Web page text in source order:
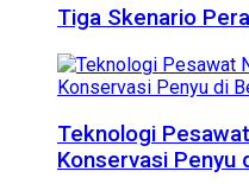
Tiga Skenario
Teknologi
Konservasi Penyu